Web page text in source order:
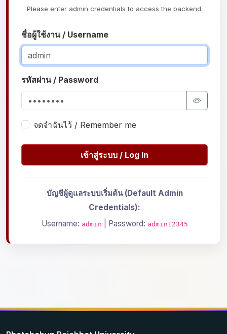
Please enter admin credentials to access the backend.
ชื่อผู้ใช้งาน / Username
รหัสผ่าน / Password
จดจำฉันไว้ / Remember me
เข้าสู่ระบบ / Log In
บัญชีผู้ดูแลระบบเริ่มต้น (Default Admin
Credentials):
Username: admin | Password: admin12345